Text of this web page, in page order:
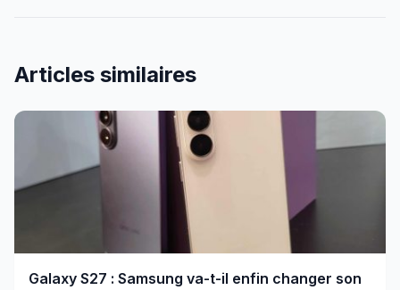
Articles similaires
Galaxy S27 : Samsung va-t-il enfin changer son